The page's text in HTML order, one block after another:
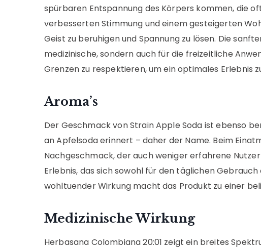
spürbaren Entspannung des Körpers kommen, die
verbesserten Stimmung und einem gesteigerten
Geist zu beruhigen und Spannung zu lösen. Die
medizinische, sondern auch für die freizeitliche
Grenzen zu respektieren, um ein optimales Erlebnis
Aroma’s
Der Geschmack von Strain Apple Soda ist ebenso
an Apfelsoda erinnert – daher der Name. Beim
Nachgeschmack, der auch weniger erfahrene
Erlebnis, das sich sowohl für den täglichen
wohltuender Wirkung macht das Produkt zu einer
Medizinische Wirkung
Herbasana Colombiana 20:01 zeigt ein breites